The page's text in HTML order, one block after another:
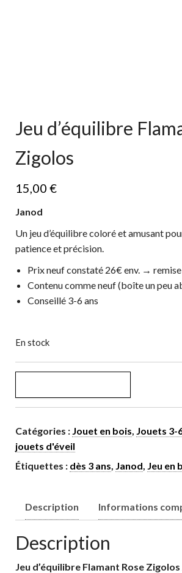
Jeu d’équilibre
Zigolos
15,00 €
Janod
Un jeu d’équilibre coloré et amusant
patience et précision.
Prix neuf constaté 26€ env. → remise
Contenu comme neuf (boîte un peu
Conseillé 3-6 ans
En stock
Catégories : Jouet en bois Jouets 3-
jouets d'éveil
Étiquettes : dès 3 ans Janod Jeu en
Description Informations
Description
Jeu d’équilibre Flamant Rose